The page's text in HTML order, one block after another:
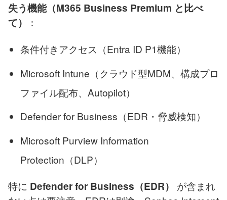
失う機能（M365 Business Premium と比べ
て）
：
条件付きアクセス（Entra ID P1機能）
Microsoft Intune（クラウド型MDM、構成プロ
ファイル配布、Autopilot）
Defender for Business（EDR・脅威検知）
Microsoft Purview Information
Protection（DLP）
特に Defender for Business（EDR）
が含まれ